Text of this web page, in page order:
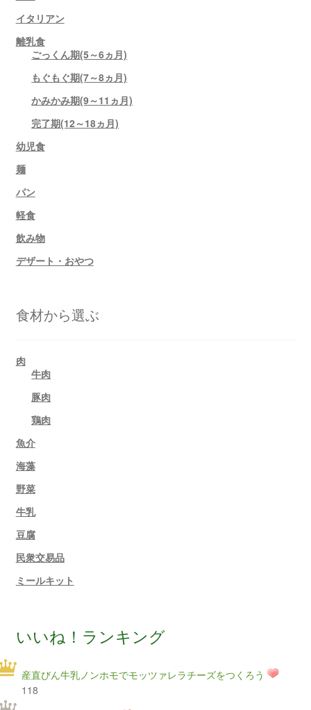
イタリアン
離乳食
ごっくん期(5～6ヵ月)
もぐもぐ期(7～8ヵ月)
かみかみ期(9～11ヵ月)
完了期(12～18ヵ月)
幼児食
麺
パン
軽食
飲み物
デザート・おやつ
食材から選ぶ
肉
牛肉
豚肉
鶏肉
魚介
海藻
野菜
牛乳
豆腐
民衆交易品
ミールキット
いいね！ランキング
産直びん牛乳ノンホモでモッツァレラチーズをつくろう
118